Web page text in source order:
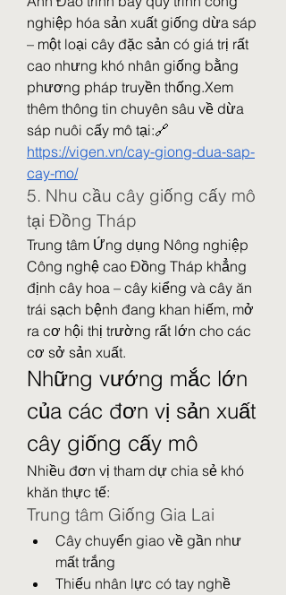
nghiệp hóa sản xuất giống dừa sáp
– một loại cây đặc sản có giá trị rất
cao nhưng khó nhân giống bằng
phương pháp truyền thống.Xem
thêm thông tin chuyên sâu về dừa
https://vigen.vn/cay-giong-dua-sap-
cay-mo/
5. Nhu cầu cây giống cấy mô
tại Đồng Tháp
Trung tâm Ứng dụng Nông nghiệp
Công nghệ cao Đồng Tháp khẳng
định cây hoa – cây kiểng và cây ăn
trái sạch bệnh đang khan hiếm, mở
ra cơ hội thị trường rất lớn cho các
cơ sở sản xuất.
Những vướng mắc lớn
của các đơn vị sản xuất
cây giống cấy mô
Nhiều đơn vị tham dự chia sẻ khó
khăn thực tế:
Trung tâm Giống Gia Lai
Cây chuyển giao về gần như
mất trắng
Thiếu nhân lực có tay nghề